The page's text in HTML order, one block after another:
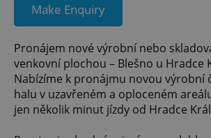
Make Enquiry
Pronájem nové výrobní nebo
venkovní plochou – Blešno u Hradce
Nabízíme k pronájmu novou výrobní
halu v uzavřeném a oploceném
jen několik minut jízdy od Hradce